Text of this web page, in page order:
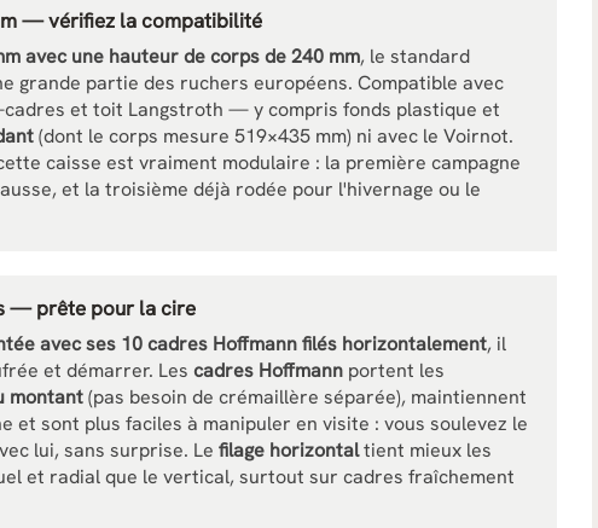
— vérifiez la compatibilité
avec une hauteur de corps de 240 mm, le standard
grande partie des ruchers européens. Compatible avec
et toit Langstroth — y compris fonds plastique et
(dont le corps mesure 519×435 mm) ni avec le Voirnot.
caisse est vraiment modulaire : la première campagne
et la troisième déjà rodée pour l'hivernage ou le
— prête pour la cire
avec ses 10 cadres Hoffmann filés horizontalement, il
et démarrer. Les cadres Hoffmann portent les
montant(pas besoin de crémaillère séparée), maintiennent
et sont plus faciles à manipuler en visite : vous soulevez le
lui, sans surprise. Le filage horizontaltient mieux les
et radial que le vertical, surtout sur cadres fraîchement